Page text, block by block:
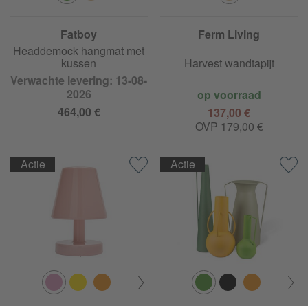
Fatboy
Headdemock hangmat met
kussen
Verwachte levering: 13-08-
2026
464,00 €
Ferm Living
Harvest wandtapijt
op voorraad
137,00 €
OVP 179,00 €
Actie Actie